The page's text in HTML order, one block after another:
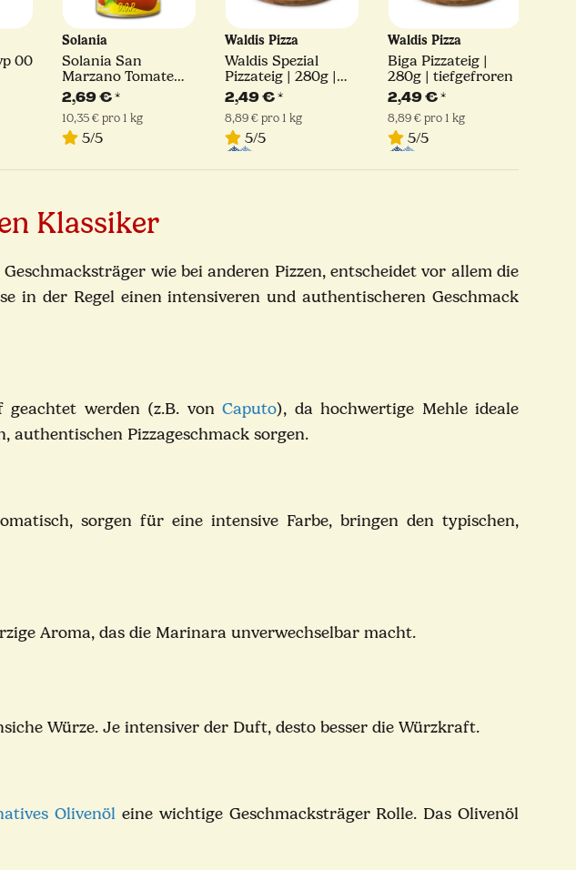
00
Solania
Solania San
Marzano Tomate
D.O.P. | 400g
2,69 €*
10,35 € pro 1 kg
5/5
Waldis Pizza
Waldis Spezial
Pizzateig | 280g |
tiefgefroren
2,49 €*
8,89 € pro 1 kg
5/5
Waldis Pizza
Biga Pizzateig |
280g | tiefgefroren
2,49 €*
8,89 € pro 1 kg
5/5
Klassiker
wie bei anderen Pizzen, entscheidet vor allem die
in der Regel einen intensiveren und authentischeren Geschmack
geachtet werden (z.B. vonCaputo), da hochwertige Mehle ideale
Pizzageschmack sorgen.
sorgen für eine intensive Farbe, bringen den typischen,
Aroma, das die Marinara unverwechselbar macht.
Würze. Je intensiver der Duft, desto besser die Würzkraft.
Olivenöl eine wichtige Geschmacksträger Rolle. Das Olivenöl